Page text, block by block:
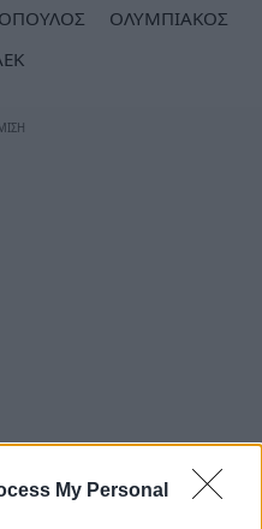
My Personal
ΟΛΥΜΠΙΑΚΟΣ